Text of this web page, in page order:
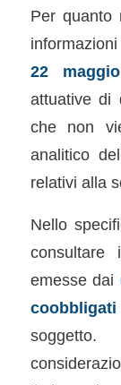
Per quanto
22
attuative di
che non
analitico
relativi alla
Nello
consultare
emesse dai
coobbligati